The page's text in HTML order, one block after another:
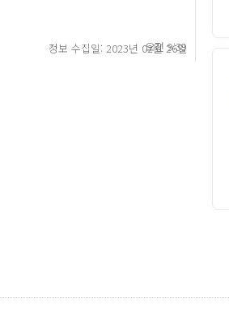
정보 수집일: 2023년 02월 26일
오전 9:39